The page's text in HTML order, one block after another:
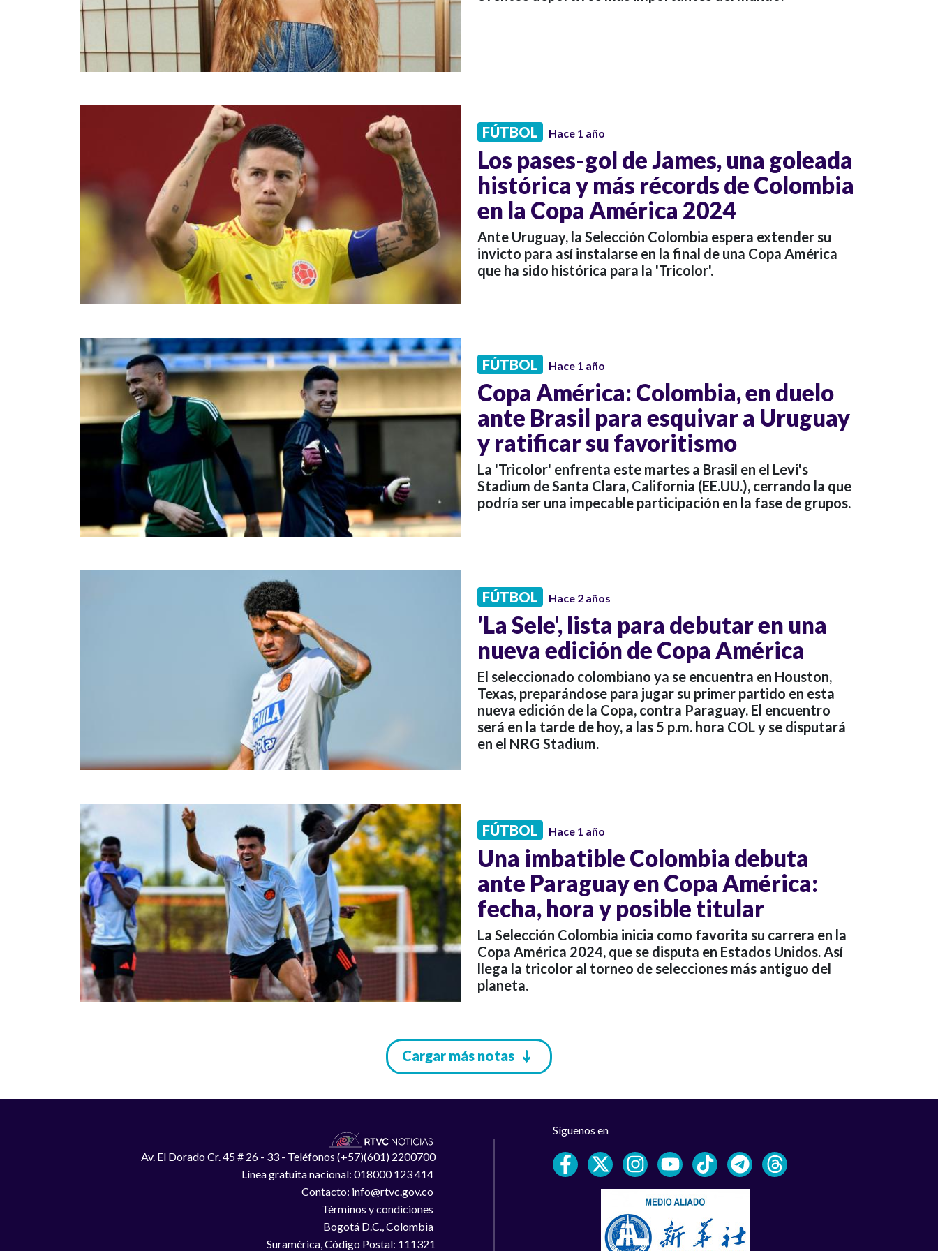
FÚTBOL Hace 1 año
Los pases-gol de James, una goleada
histórica y más récords de Colombia
en la Copa América 2024
Ante Uruguay, la Selección Colombia espera extender su
invicto para así instalarse en la final de una Copa América
que ha sido histórica para la 'Tricolor'.
FÚTBOL Hace 1 año
Copa América: Colombia, en duelo
ante Brasil para esquivar a Uruguay
y ratificar su favoritismo
La 'Tricolor' enfrenta este martes a Brasil en el Levi's
Stadium de Santa Clara, California (EE.UU.), cerrando la que
podría ser una impecable participación en la fase de grupos.
FÚTBOL Hace 2 años
'La Sele', lista para debutar en una
nueva edición de Copa América
El seleccionado colombiano ya se encuentra en Houston,
Texas, preparándose para jugar su primer partido en esta
nueva edición de la Copa, contra Paraguay. El encuentro
será en la tarde de hoy, a las 5 p.m. hora COL y se disputará
en el NRG Stadium.
FÚTBOL Hace 1 año
Una imbatible Colombia debuta
ante Paraguay en Copa América:
fecha, hora y posible titular
La Selección Colombia inicia como favorita su carrera en la
Copa América 2024, que se disputa en Estados Unidos. Así
llega la tricolor al torneo de selecciones más antiguo del
planeta.
Cargar más notas
Av. El Dorado Cr. 45 # 26 - 33 - Teléfonos (+57)(601) 2200700
Línea gratuita nacional: 018000 123 414
Contacto: info@rtvc.gov.co
Términos y condiciones
Bogotá D.C., Colombia
Suramérica, Código Postal: 111321
Síguenos en